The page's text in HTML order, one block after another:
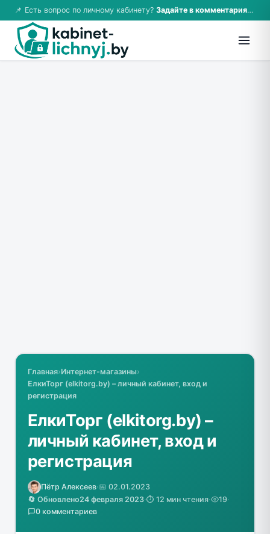
📌 Есть вопрос по личному кабинету? Задайте в комментариях — ответим!
Главная›Интернет-магазины›
ЕлкиТорг (elkitorg.by) – личный кабинет, вход и
регистрация
ЕлкиТорг (elkitorg.by) –
личный кабинет, вход и
регистрация
Пётр Алексеев·📅 02.01.2023
🔄 Обновлено24 февраля 2023·⏱️ 12 мин чтения· 19·
0 комментариев